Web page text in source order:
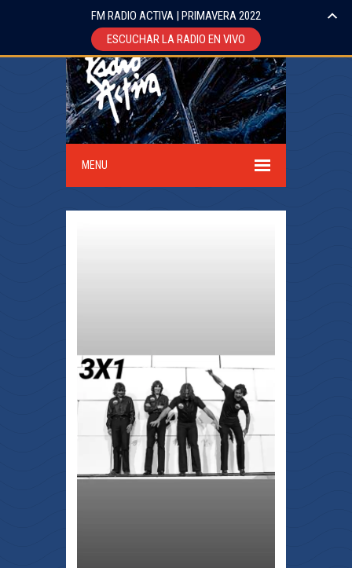
MENU
FM RADIO ACTIVA | PRIMAVERA 2022
ESCUCHAR LA RADIO EN VIVO